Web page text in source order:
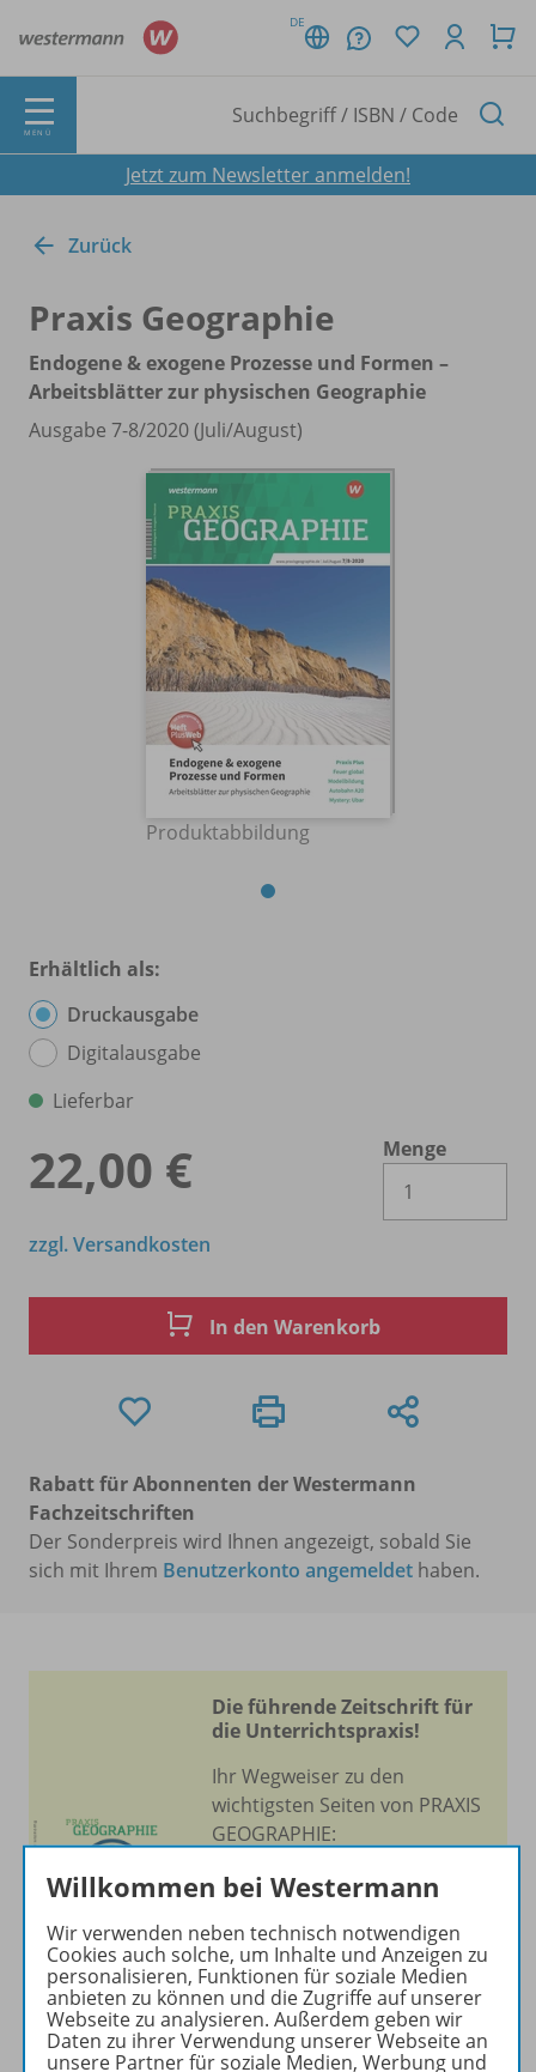
DE
MENÜ
Jetzt zum Newsletter anmelden!
Zurück
Praxis Geographie
Endogene & exogene Prozesse und Formen –
Arbeitsblätter zur physischen Geographie
Ausgabe 7-8/2020 (Juli/August)
Produktabbildung
Erhältlich als:
Druckausgabe
Digitalausgabe
Lieferbar
22,00 €
Menge
zzgl. Versandkosten
In den Warenkorb
Rabatt für Abonnenten der Westermann
Fachzeitschriften
Der Sonderpreis wird Ihnen angezeigt, sobald Sie
sich mit Ihrem Benutzerkonto angemeldet haben.
Die führende Zeitschrift für
die Unterrichtspraxis!
Ihr Wegweiser zu den
wichtigsten Seiten von PRAXIS
GEOGRAPHIE:
zu den Abo-Angeboten
zum Online-Archiv
Mehr zur Zeitschrift
Willkommen bei Westermann
Wir verwenden neben technisch notwendigen
Cookies auch solche, um Inhalte und Anzeigen zu
personalisieren, Funktionen für soziale Medien
anbieten zu können und die Zugriffe auf unserer
Webseite zu analysieren. Außerdem geben wir
Daten zu ihrer Verwendung unserer Webseite an
unsere Partner für soziale Medien, Werbung und